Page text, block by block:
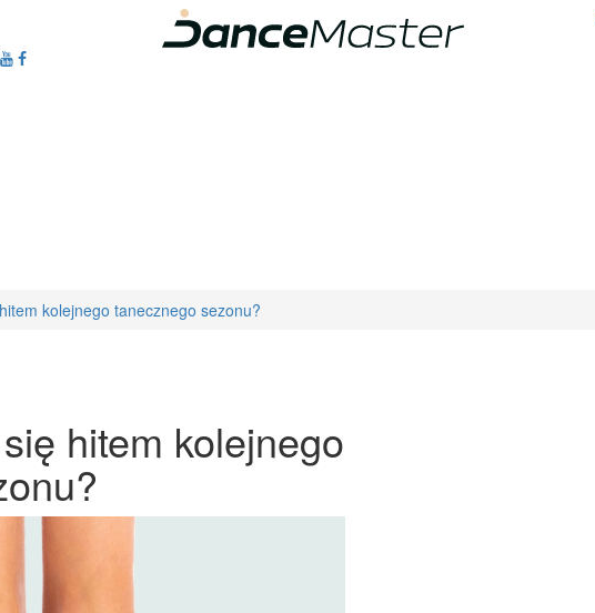
kolejnego tanecznego sezonu?
hitem kolejnego